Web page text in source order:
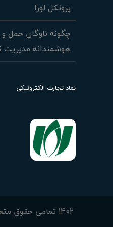
پروتکل لورا
چگونه ناوگان حمل و
هوشمندانه مدیریت
نماد تجارت الکترونیکی
1402 تمامی حقوق متعلق به